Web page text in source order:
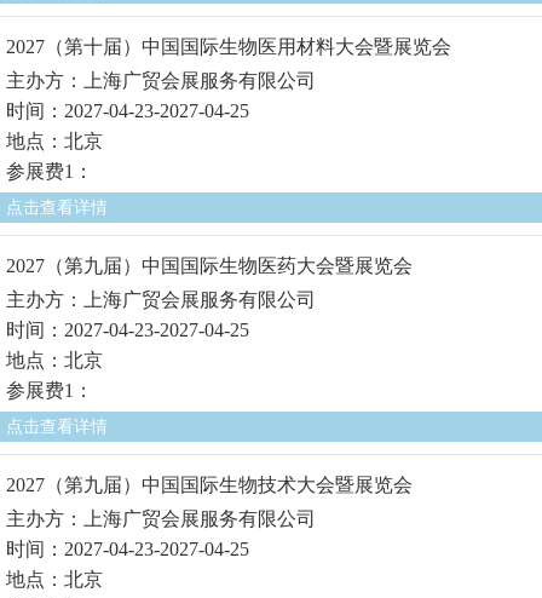
2027（第十届）中国国际生物医用材料大会暨展览会
主办方：上海广贸会展服务有限公司
时间：2027-04-23-2027-04-25
地点：北京
参展费1：
点击查看详情
2027（第九届）中国国际生物医药大会暨展览会
主办方：上海广贸会展服务有限公司
时间：2027-04-23-2027-04-25
地点：北京
参展费1：
点击查看详情
2027（第九届）中国国际生物技术大会暨展览会
主办方：上海广贸会展服务有限公司
时间：2027-04-23-2027-04-25
地点：北京